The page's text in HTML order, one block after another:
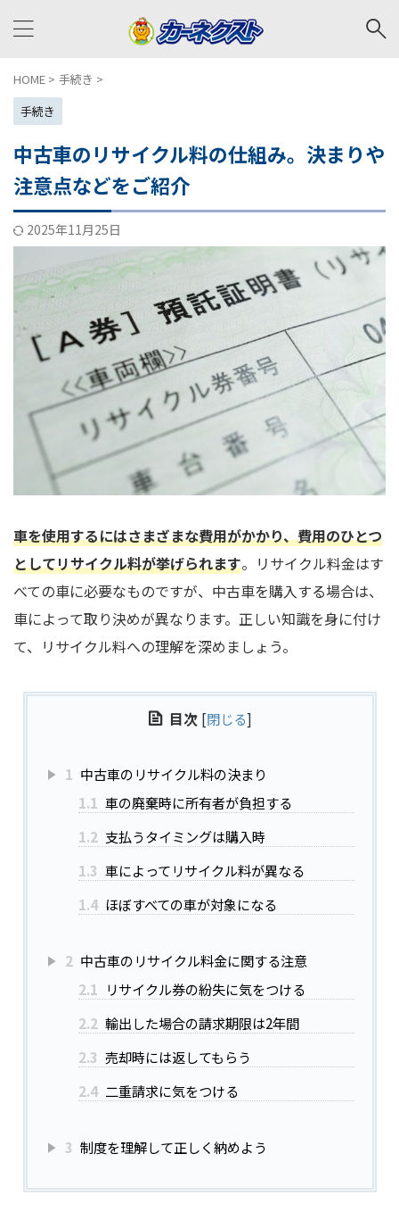
HOME > 手続き >
手続き
中古車のリサイクル料の仕組み。決まりや
注意点などをご紹介
2025年11月25日
車を使用するにはさまざまな費用がかかり、費用のひとつ
としてリサイクル料が挙げられます。リサイクル料金はす
べての車に必要なものですが、中古車を購入する場合は、
車によって取り決めが異なります。正しい知識を身に付け
て、リサイクル料への理解を深めましょう。
目次 [閉じる]
1 中古車のリサイクル料の決まり
1.1 車の廃棄時に所有者が負担する
1.2 支払うタイミングは購入時
1.3 車によってリサイクル料が異なる
1.4 ほぼすべての車が対象になる
2 中古車のリサイクル料金に関する注意
2.1 リサイクル券の紛失に気をつける
2.2 輸出した場合の請求期限は2年間
2.3 売却時には返してもらう
2.4 二重請求に気をつける
3 制度を理解して正しく納めよう